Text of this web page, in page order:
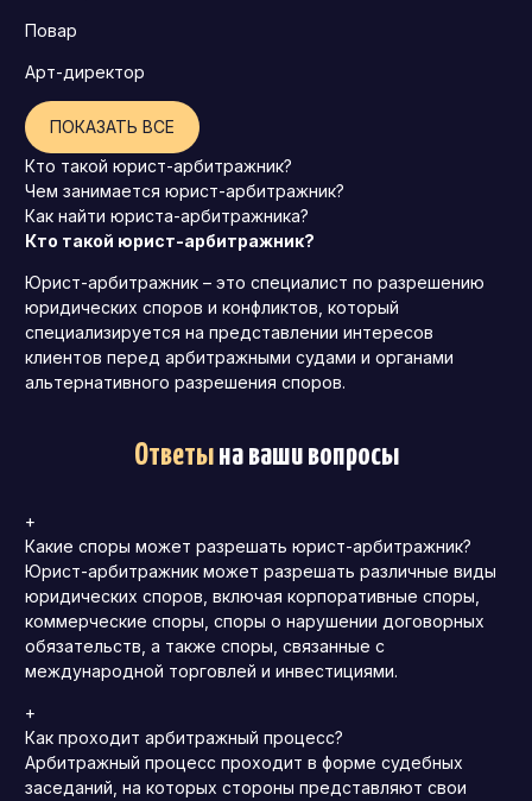
Повар
Арт-директор
ПОКАЗАТЬ ВСЕ
Кто такой юрист-арбитражник?
Чем занимается юрист-арбитражник?
Как найти юриста-арбитражника?
Кто такой юрист-арбитражник?
Юрист-арбитражник – это специалист по разрешению
юридических споров и конфликтов, который
специализируется на представлении интересов
клиентов перед арбитражными судами и органами
альтернативного разрешения споров.
Ответына ваши вопросы
+
Какие споры может разрешать юрист-арбитражник?
Юрист-арбитражник может разрешать различные виды
юридических споров, включая корпоративные споры,
коммерческие споры, споры о нарушении договорных
обязательств, а также споры, связанные с
международной торговлей и инвестициями.
+
Как проходит арбитражный процесс?
Арбитражный процесс проходит в форме судебных
заседаний, на которых стороны представляют свои